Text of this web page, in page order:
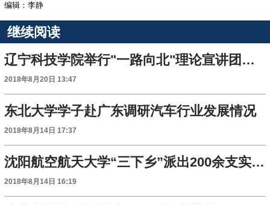
编辑：李静
继续阅读
辽宁科技学院举行"一路向北"理论宣讲团活动
2018年8月20日 13:47
东北大学学子赴广东调研汽车行业发展情况
2018年8月14日 17:37
沈阳航空航天大学“三下乡”派出200余支实践团队
2018年8月14日 16:19